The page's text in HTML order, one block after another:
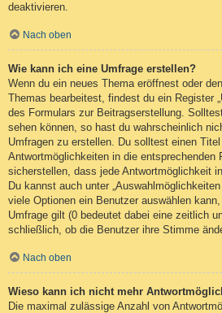
deaktivieren.
Nach oben
Wie kann ich eine Umfrage erstellen?
Wenn du ein neues Thema eröffnest oder
Themas bearbeitest, findest du ein Register
des Formulars zur Beitragserstellung.
sehen können, so hast du wahrscheinlich
Umfragen zu erstellen. Du solltest einen
Antwortmöglichkeiten in die entsprechenden
sicherstellen, dass jede Antwortmöglichkeit
Du kannst auch unter
viele Optionen ein Benutzer auswählen
Umfrage gilt (0 bedeutet dabei eine zeitlich
schließlich, ob die Benutzer ihre Stimme
Nach oben
Wieso kann ich nicht mehr
Die maximal zulässige Anzahl von